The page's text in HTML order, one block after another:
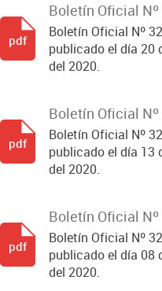
Boletín Oficial Nº
Boletín Oficial Nº
publicado el día 20
del 2020.
pdf
Boletín Oficial Nº
Boletín Oficial Nº
publicado el día 13
del 2020.
pdf
Boletín Oficial Nº
Boletín Oficial Nº
publicado el día 08
del 2020.
pdf